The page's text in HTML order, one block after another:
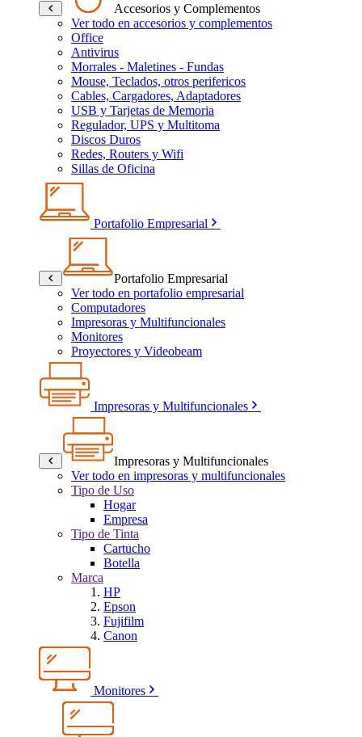
Accesorios y Complementos
Ver todo en accesorios y complementos
Office
Antivirus
Morrales - Maletines - Fundas
Mouse, Teclados, otros perifericos
Cables, Cargadores, Adaptadores
USB y Tarjetas de Memoria
Regulador, UPS y Multitoma
Discos Duros
Redes, Routers y Wifi
Sillas de Oficina
Portafolio Empresarial
Portafolio Empresarial
Ver todo en portafolio empresarial
Computadores
Impresoras y Multifuncionales
Monitores
Proyectores y Videobeam
Impresoras y Multifuncionales
Impresoras y Multifuncionales
Ver todo en impresoras y multifuncionales
Tipo de Uso
Hogar
Empresa
Tipo de Tinta
Cartucho
Botella
Marca
HP
Epson
Fujifilm
Canon
Monitores